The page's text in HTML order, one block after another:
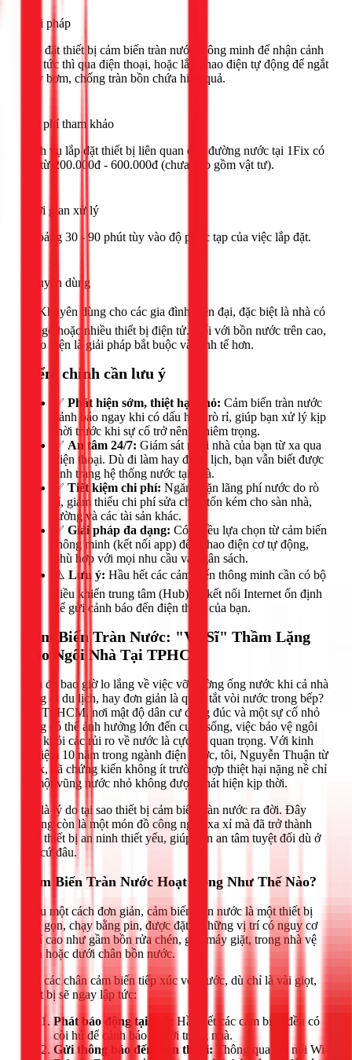
Giải pháp
Lắp đặt thiết bị cảm biến tràn nước thông minh để nhận cảnh
báo tức thì qua điện thoại, hoặc lắp phao điện tự động để ngắt
máy bơm, chống tràn bồn chứa hiệu quả.
Chi phí tham khảo
Dịch vụ lắp đặt thiết bị liên quan đến đường nước tại 1Fix có
giá từ 200.000đ - 600.000đ (chưa bao gồm vật tư).
Thời gian xử lý
Khoảng 30 - 90 phút tùy vào độ phức tạp của việc lắp đặt.
Khuyên dùng
🟢 Khuyên dùng cho các gia đình hiện đại, đặc biệt là nhà có
sàn gỗ hoặc nhiều thiết bị điện tử. Đối với bồn nước trên cao,
phao điện là giải pháp bắt buộc và kinh tế hơn.
Điểm chính cần lưu ý
✅ Phát hiện sớm, thiệt hại nhỏ: Cảm biến tràn nước
cảnh báo ngay khi có dấu hiệu rò rỉ, giúp bạn xử lý kịp
thời trước khi sự cố trở nên nghiêm trọng.
✅ An tâm 24/7: Giám sát ngôi nhà của bạn từ xa qua
điện thoại. Dù đi làm hay đi du lịch, bạn vẫn biết được
tình trạng hệ thống nước tại nhà.
✅ Tiết kiệm chi phí: Ngăn chặn lãng phí nước do rò
rỉ, giảm thiểu chi phí sửa chữa tốn kém cho sàn nhà,
tường và các tài sản khác.
✅ Giải pháp đa dạng: Có nhiều lựa chọn từ cảm biến
thông minh (kết nối app) đến phao điện cơ tự động,
phù hợp với mọi nhu cầu và ngân sách.
⚠️ Lưu ý: Hầu hết các cảm biến thông minh cần có bộ
điều khiển trung tâm (Hub) và kết nối Internet ổn định
để gửi cảnh báo đến điện thoại của bạn.
Cảm Biến Tràn Nước: "Vệ Sĩ" Thầm Lặng
Cho Ngôi Nhà Tại TPHCM
Bạn đã bao giờ lo lắng về việc vỡ đường ống nước khi cả nhà
đang đi du lịch, hay đơn giản là quên tắt vòi nước trong bếp?
Tại TPHCM, nơi mật độ dân cư đông đúc và một sự cố nhỏ
cũng có thể ảnh hưởng lớn đến cuộc sống, việc bảo vệ ngôi
nhà khỏi các rủi ro về nước là cực kỳ quan trọng. Với kinh
nghiệm 10 năm trong ngành điện nước, tôi, Nguyễn Thuận từ
1Fix, đã chứng kiến không ít trường hợp thiệt hại nặng nề chỉ
vì một vũng nước nhỏ không được phát hiện kịp thời.
Đó là lý do tại sao thiết bị cảm biến tràn nước ra đời. Đây
không còn là một món đồ công nghệ xa xỉ mà đã trở thành
một thiết bị an ninh thiết yếu, giúp bạn an tâm tuyệt đối dù ở
bất cứ đâu.
Cảm Biến Tràn Nước Hoạt Động Như Thế Nào?
Hiểu một cách đơn giản, cảm biến tràn nước là một thiết bị
nhỏ gọn, chạy bằng pin, được đặt ở những vị trí có nguy cơ
rò rỉ cao như gầm bồn rửa chén, gần máy giặt, trong nhà vệ
sinh hoặc dưới chân bồn nước.
Khi các chân cảm biến tiếp xúc với nước, dù chỉ là vài giọt,
thiết bị sẽ ngay lập tức:
Phát báo động tại chỗ:
Hầu hết các cảm biến đều có
còi hú để cảnh báo người trong nhà.
Gửi thông báo đến điện thoại: Thông qua kết nối Wi-